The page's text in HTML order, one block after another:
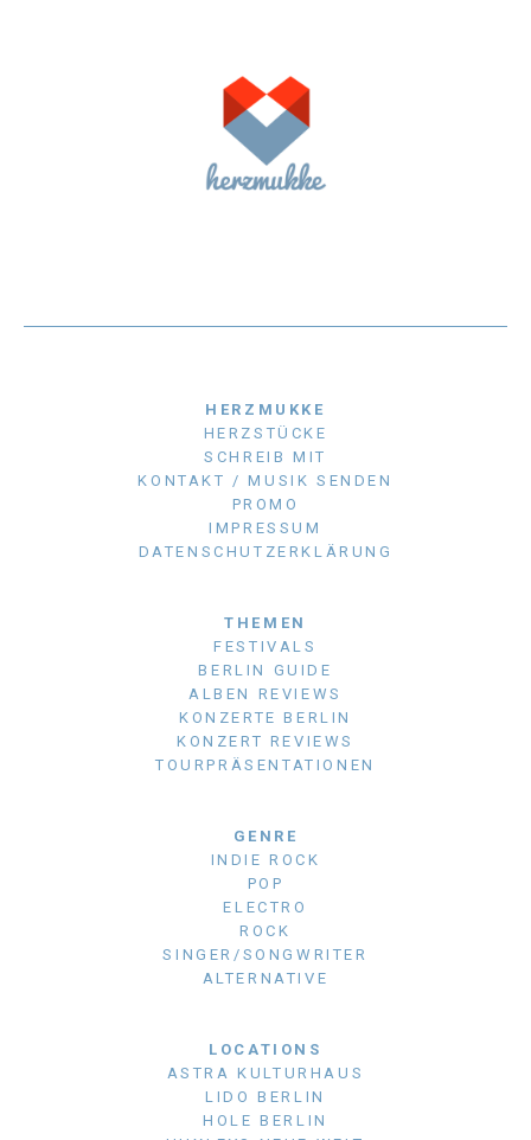
HERZMUKKE
HERZSTÜCKE
SCHREIB MIT
KONTAKT / MUSIK SENDEN
PROMO
IMPRESSUM
DATENSCHUTZERKLÄRUNG
THEMEN
FESTIVALS
BERLIN GUIDE
ALBEN REVIEWS
KONZERTE BERLIN
KONZERT REVIEWS
TOURPRÄSENTATIONEN
GENRE
INDIE ROCK
POP
ELECTRO
ROCK
SINGER/SONGWRITER
ALTERNATIVE
LOCATIONS
ASTRA KULTURHAUS
LIDO BERLIN
HOLE BERLIN